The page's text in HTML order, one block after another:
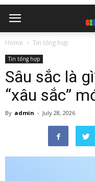
Home Tin tổng hợp
Tin tổng hợp
Sâu sắc là
“xâu sắc”
By admin - July 28, 2026